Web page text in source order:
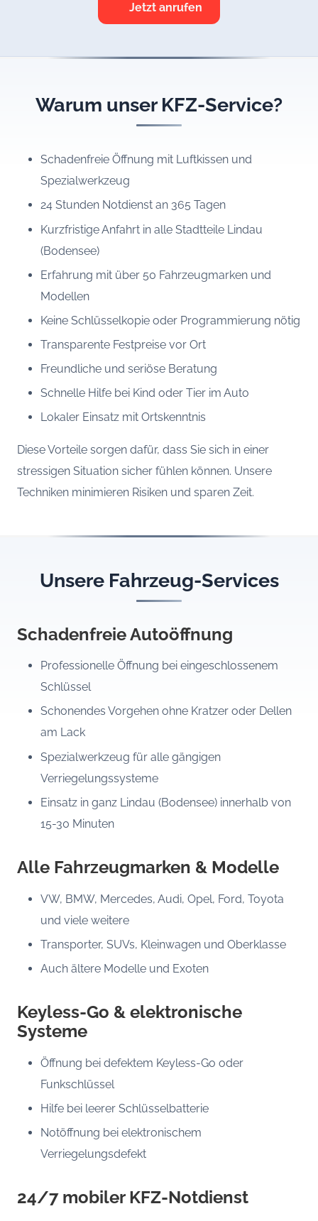
Jetzt anrufen
Warum unser KFZ-Service?
Schadenfreie Öffnung mit Luftkissen und
Spezialwerkzeug
24 Stunden Notdienst an 365 Tagen
Kurzfristige Anfahrt in alle Stadtteile Lindau
(Bodensee)
Erfahrung mit über 50 Fahrzeugmarken und
Modellen
Keine Schlüsselkopie oder Programmierung nötig
Transparente Festpreise vor Ort
Freundliche und seriöse Beratung
Schnelle Hilfe bei Kind oder Tier im Auto
Lokaler Einsatz mit Ortskenntnis
Diese Vorteile sorgen dafür, dass Sie sich in einer
stressigen Situation sicher fühlen können. Unsere
Techniken minimieren Risiken und sparen Zeit.
Unsere Fahrzeug-Services
Schadenfreie Autoöffnung
Professionelle Öffnung bei eingeschlossenem
Schlüssel
Schonendes Vorgehen ohne Kratzer oder Dellen
am Lack
Spezialwerkzeug für alle gängigen
Verriegelungssysteme
Einsatz in ganz Lindau (Bodensee) innerhalb von
15-30 Minuten
Alle Fahrzeugmarken & Modelle
VW, BMW, Mercedes, Audi, Opel, Ford, Toyota
und viele weitere
Transporter, SUVs, Kleinwagen und Oberklasse
Auch ältere Modelle und Exoten
Keyless-Go & elektronische
Systeme
Öffnung bei defektem Keyless-Go oder
Funkschlüssel
Hilfe bei leerer Schlüsselbatterie
Notöffnung bei elektronischem
Verriegelungsdefekt
24/7 mobiler KFZ-Notdienst